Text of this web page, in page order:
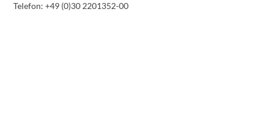
Telefon: +49 (0)30 2201352-00